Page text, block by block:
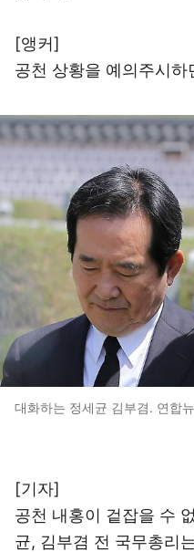
[앵커]
공천 상황을 예의주시
대화하는 정세균 김부겸. 연합
[기자]
공천 내홍이 겉잡을 수
균, 김부겸 전 국무총리